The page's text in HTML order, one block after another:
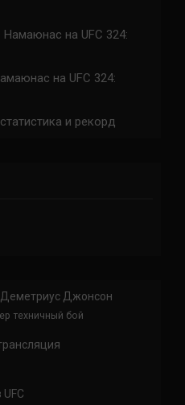
на UFC 324:
на UFC 324:
и рекорд
Джонсон
техничный бой